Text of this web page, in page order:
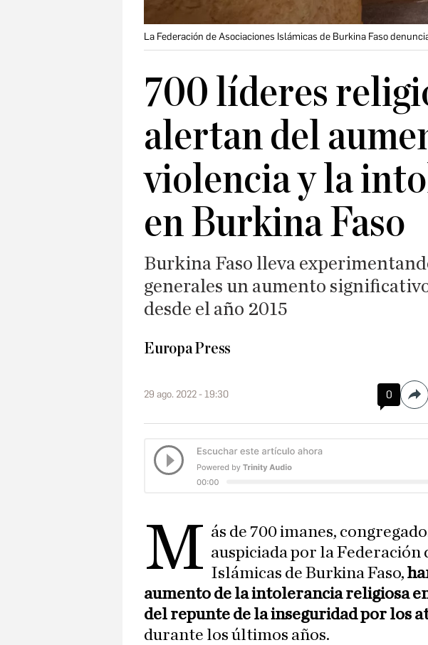
La Federación de Asociaciones Islámicas de Burkina Faso
700 líderes
alertan del
violencia y la
en Burkina Faso
Burkina Faso lleva
generales un aumento
desde el año 2015
Europa Press
29 ago. 2022 - 19:30 0
M ás de 700 imanes,
auspiciada por la Federación
Islámicas de Burkina Faso,
aumento de la intolerancia religiosa
del repunte de la inseguridad por los
durante los últimos años.